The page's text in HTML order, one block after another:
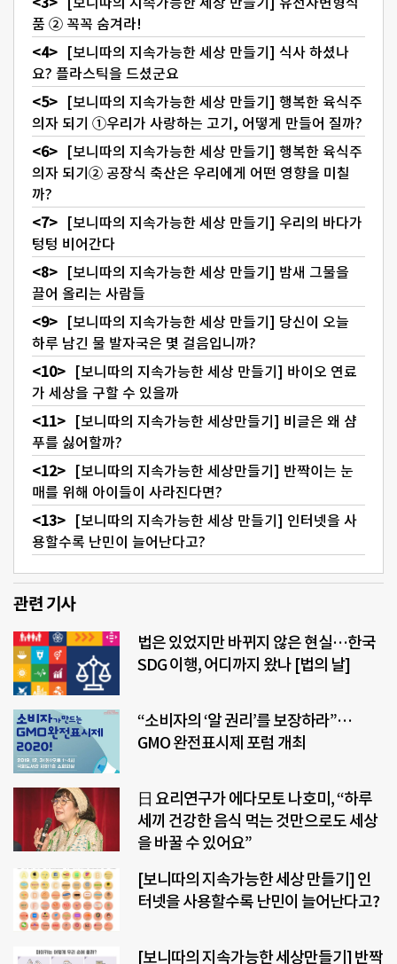
품 ② 꼭꼭 숨겨라!
[보니따의 지속가능한 세상 만들기] 식사 하셨나
요? 플라스틱을 드셨군요
[보니따의 지속가능한 세상 만들기] 행복한 육식주
의자 되기 ①우리가 사랑하는 고기, 어떻게 만들어 질까?
[보니따의 지속가능한 세상 만들기] 행복한 육식주
의자 되기② 공장식 축산은 우리에게 어떤 영향을 미칠
까?
[보니따의 지속가능한 세상 만들기] 우리의 바다가
텅텅 비어간다
[보니따의 지속가능한 세상 만들기] 밤새 그물을
끌어 올리는 사람들
[보니따의 지속가능한 세상 만들기] 당신이 오늘
하루 남긴 물 발자국은 몇 걸음입니까?
[보니따의 지속가능한 세상 만들기] 바이오 연료
가 세상을 구할 수 있을까
[보니따의 지속가능한 세상만들기] 비글은 왜 샴
푸를 싫어할까?
[보니따의 지속가능한 세상만들기] 반짝이는 눈
매를 위해 아이들이 사라진다면?
[보니따의 지속가능한 세상 만들기] 인터넷을 사
용할수록 난민이 늘어난다고?
관련 기사
법은 있었지만 바뀌지 않은 현실…한국
SDG 이행, 어디까지 왔나 [법의 날]
“소비자의 ‘알 권리’를 보장하라”…
GMO 완전표시제 포럼 개최
日 요리연구가 에다모토 나호미, “하루
세끼 건강한 음식 먹는 것만으로도 세상
을 바꿀 수 있어요”
[보니따의 지속가능한 세상 만들기] 인
터넷을 사용할수록 난민이 늘어난다고?
[보니따의 지속가능한 세상만들기] 반짝